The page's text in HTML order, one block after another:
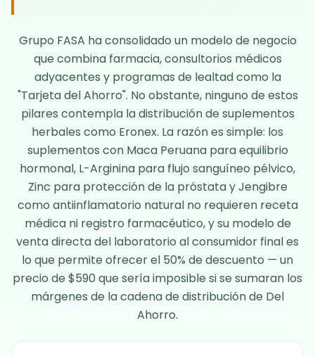
Grupo FASA ha consolidado un modelo de negocio
que combina farmacia, consultorios médicos
adyacentes y programas de lealtad como la
"Tarjeta del Ahorro". No obstante, ninguno de estos
pilares contempla la distribución de suplementos
herbales como Eronex. La razón es simple: los
suplementos con Maca Peruana para equilibrio
hormonal, L-Arginina para flujo sanguíneo pélvico,
Zinc para protección de la próstata y Jengibre
como antiinflamatorio natural no requieren receta
médica ni registro farmacéutico, y su modelo de
venta directa del laboratorio al consumidor final es
lo que permite ofrecer el 50% de descuento — un
precio de $590 que sería imposible si se sumaran los
márgenes de la cadena de distribución de Del
Ahorro.